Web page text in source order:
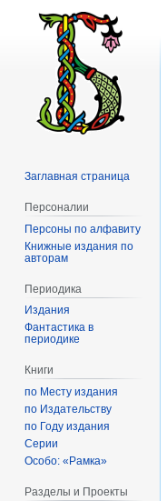
Заглавная страница
Персоналии
Персоны по алфавиту
Книжные издания по
авторам
Периодика
Издания
Фантастика в
периодике
Книги
по Месту издания
по Издательству
по Году издания
Серии
Особо: «Рамка»
Разделы и Проекты